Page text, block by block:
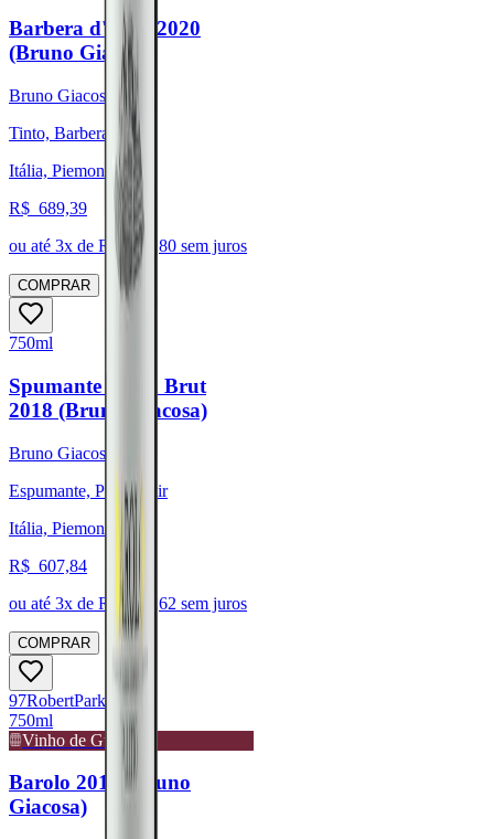
Barbera d'Alba 2020
(Bruno Giacosa)
Bruno Giacosa
Tinto, Barbera
Itália, Piemonte
R$ 689,39
ou até 3x de R$ 229,80 sem juros
COMPRAR
750ml
Spumante Extra Brut
2018 (Bruno Giacosa)
Bruno Giacosa
Espumante, Pinot Noir
Itália, Piemonte
R$ 607,84
ou até 3x de R$ 202,62 sem juros
COMPRAR
97RobertParker
750ml
Vinho de Guarda
Barolo 2017 (Bruno
Giacosa)